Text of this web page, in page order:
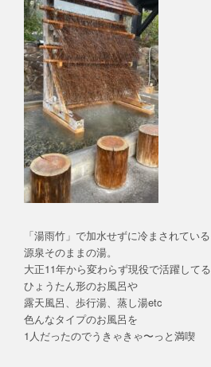
「湯雨竹」で加水せずに冷まされている
源泉そのままの湯。
大正11年から変わらず現役で活躍してる
ひょうたん形のお風呂や
露天風呂、歩行湯、蒸し湯etc
色んなタイプのお風呂を
1人だったのでうきゃきゃ〜っと満喫